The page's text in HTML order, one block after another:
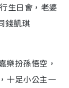
生日會，老婆
錢凱琪
樂扮孫悟空，
十足小公主一